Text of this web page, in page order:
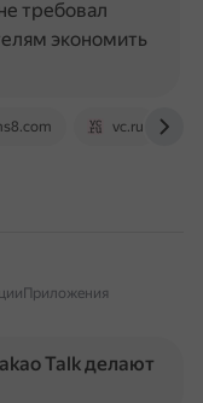
vc.ru
требовал
экономить
Talk делают